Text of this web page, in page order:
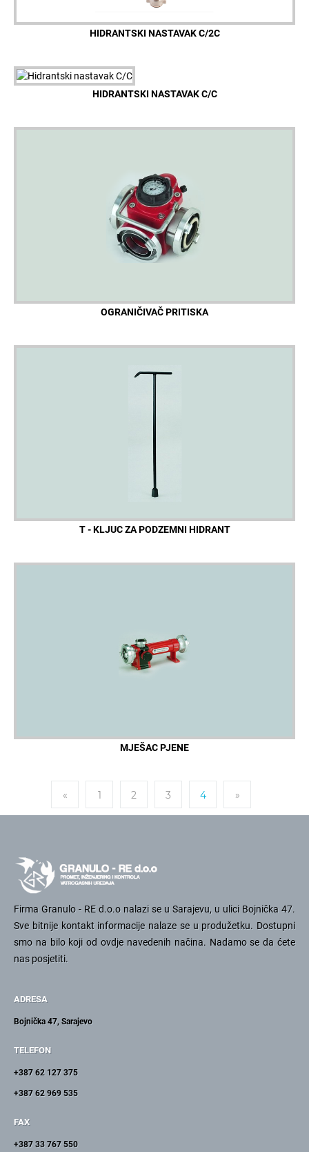
HIDRANTSKI NASTAVAK C/2C
HIDRANTSKI NASTAVAK C/C
OGRANIČIVAČ PRITISKA
T - KLJUC ZA PODZEMNI HIDRANT
MJEŠAC PJENE
« 1 2 3 4 »
Firma Granulo - RE d.o.o nalazi se u Sarajevu, u ulici Bojnička 47.
Sve bitnije kontakt informacije nalaze se u produžetku. Dostupni
smo na bilo koji od ovdje navedenih načina. Nadamo se da ćete
nas posjetiti.
ADRESA
Bojnička 47, Sarajevo
TELEFON
+387 62 127 375
+387 62 969 535
FAX
+387 33 767 550